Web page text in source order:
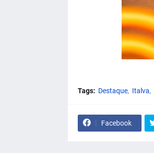
Tags: Destaque Italva
Facebook